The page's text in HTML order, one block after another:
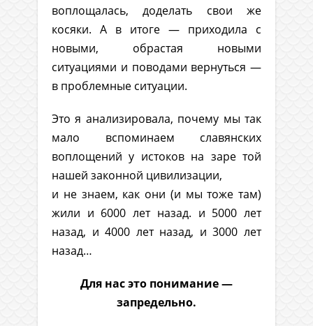
воплощалась, доделать свои же
косяки. А в итоге — приходила с
новыми, обрастая новыми
ситуациями и поводами вернуться —
в проблемные ситуации.
Это я анализировала, почему мы так
мало вспоминаем славянских
воплощений у истоков на заре той
нашей законной цивилизации,
и не знаем, как они (и мы тоже там)
жили и 6000 лет назад. и 5000 лет
назад, и 4000 лет назад, и 3000 лет
назад…
Для нас это понимание —
запредельно.